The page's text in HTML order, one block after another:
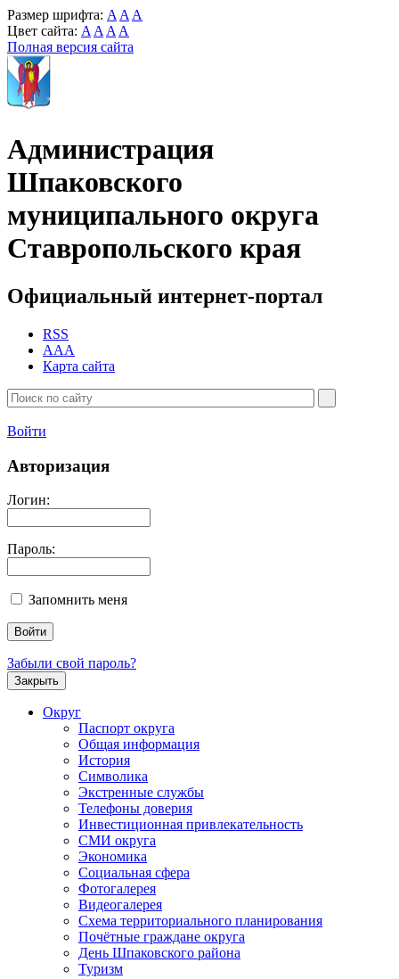
Размер шрифта: A A A
Цвет сайта: A A A A
Полная версия сайта
Администрация
Шпаковского
муниципального округа
Ставропольского края
Официальный интернет-портал
RSS
AAA
Карта сайта
Войти
Авторизация
Логин:
Пароль:
Запомнить меня
Забыли свой пароль?
Закрыть
Округ
Паспорт округа
Общая информация
История
Символика
Экстренные службы
Телефоны доверия
Инвестиционная привлекательность
СМИ округа
Экономика
Социальная сфера
Фотогалерея
Видеогалерея
Схема территориального планирования
Почётные граждане округа
День Шпаковского района
Туризм